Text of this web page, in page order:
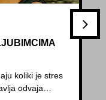
koliki je stres
odvaja…